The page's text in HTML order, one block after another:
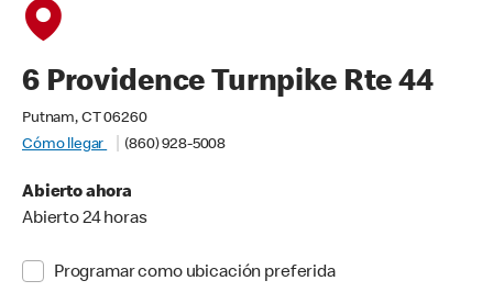
6 Providence Turnpike Rte 44
Putnam, CT 06260
Cómo llegar
(860) 928-5008
Abierto ahora
Abierto 24 horas
Programar como ubicación preferida